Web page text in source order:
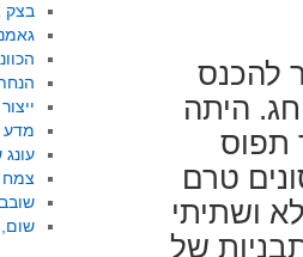
להכנס
חג. היתה
תפוס
טרם
ושתיתי
של
בצק
מדע
שובב